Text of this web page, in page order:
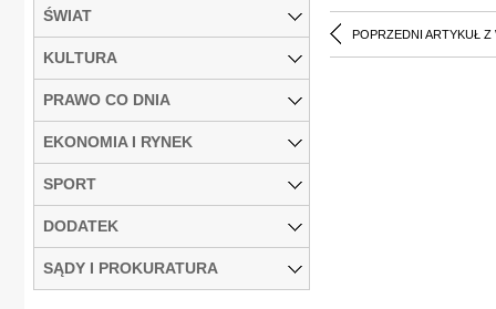
POPRZEDNI ARTYKUŁ Z
ŚWIAT
KULTURA
PRAWO CO DNIA
EKONOMIA I RYNEK
SPORT
DODATEK
SĄDY I PROKURATURA